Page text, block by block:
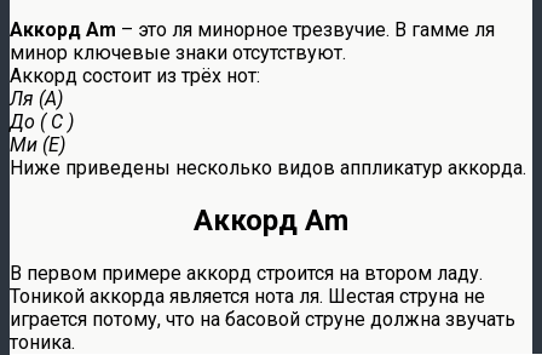
Аккорд Am – это ля минорное трезвучие. В гамме ля
минор ключевые знаки отсутствуют.
Аккорд состоит из трёх нот:
Ля (A)
До ( C )
Ми (E)
Ниже приведены несколько видов аппликатур аккорда.
Аккорд Am
В первом примере аккорд строится на втором ладу.
Тоникой аккорда является нота ля. Шестая струна не
играется потому, что на басовой струне должна звучать
тоника.